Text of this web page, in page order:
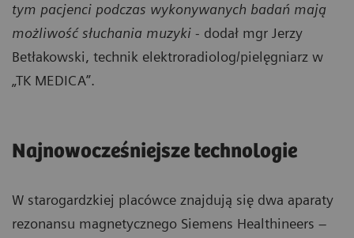
tym pacjenci podczas wykonywanych badań mają
możliwość słuchania muzyki - dodał mgr Jerzy
Betłakowski, technik elektroradiolog/pielęgniarz w
„TK MEDICA”.
Najnowocześniejsze technologie
W starogardzkiej placówce znajdują się dwa aparaty
rezonansu magnetycznego Siemens Healthineers –